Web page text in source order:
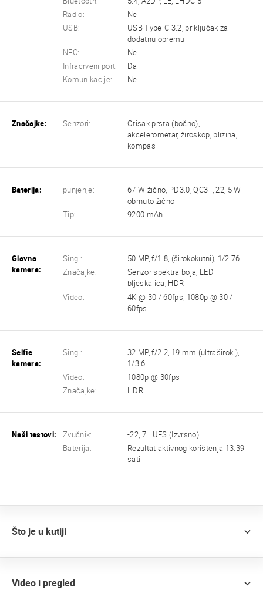
Radio:
Ne
USB:
USB Type-C 3.2, priključak za
dodatnu opremu
NFC:
Ne
Infracrveni port:
Da
Komunikacije:
Ne
Značajke: Senzori:
Otisak prsta (bočno),
akcelerometar, žiroskop, blizina,
kompas
Baterija: punjenje:
67 W žično, PD3.0, QC3+, 22, 5 W
obrnuto žično
Tip:
9200 mAh
Glavna
kamera:
Singl:
50 MP, f/1.8, (širokokutni), 1/2.76
Značajke:
Senzor spektra boja, LED
bljeskalica, HDR
Video:
4K @ 30 / 60fps, 1080p @ 30 /
60fps
Selfie
kamera:
Singl:
32 MP, f/2.2, 19 mm (ultraširoki),
1/3.6
Video:
1080p @ 30fps
Značajke:
HDR
Naši testovi: Zvučnik:
-22, 7 LUFS (Izvrsno)
Baterija:
Rezultat aktivnog korištenja 13:39
sati
Što je u kutiji
Video i pregled